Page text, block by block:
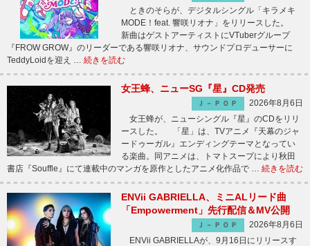
ときのそらが、デジタルシングル「キラメキ
MODE！feat. 響咲リオナ」をリリースした。
新曲はゲストアーティストにVTuberグループ
『FROW GROW』のリーダーである響咲リオナ、サウンドプロデューサーに
TeddyLoidを迎え … 続きを読む
女王蜂、ニューSG『星』CD発売
Ｊ－ＰＯＰ
2026年8月6日
女王蜂が、ニューシングル『星』のCDをリリ
ースした。 「星」は、TVアニメ『天幕のジャ
ードゥーガル』エンディングテーマとなってい
る楽曲。同アニメは、トマトスープにより秋田
書店『Souffle』にて連載中のマンガを原作としたアニメ化作品で … 続きを読む
ENVii GABRIELLA、ミニALリード曲
「Empowerment」先行配信＆MV公開
Ｊ－ＰＯＰ
2026年8月6日
ENVii GABRIELLAが、9月16日にリリースす